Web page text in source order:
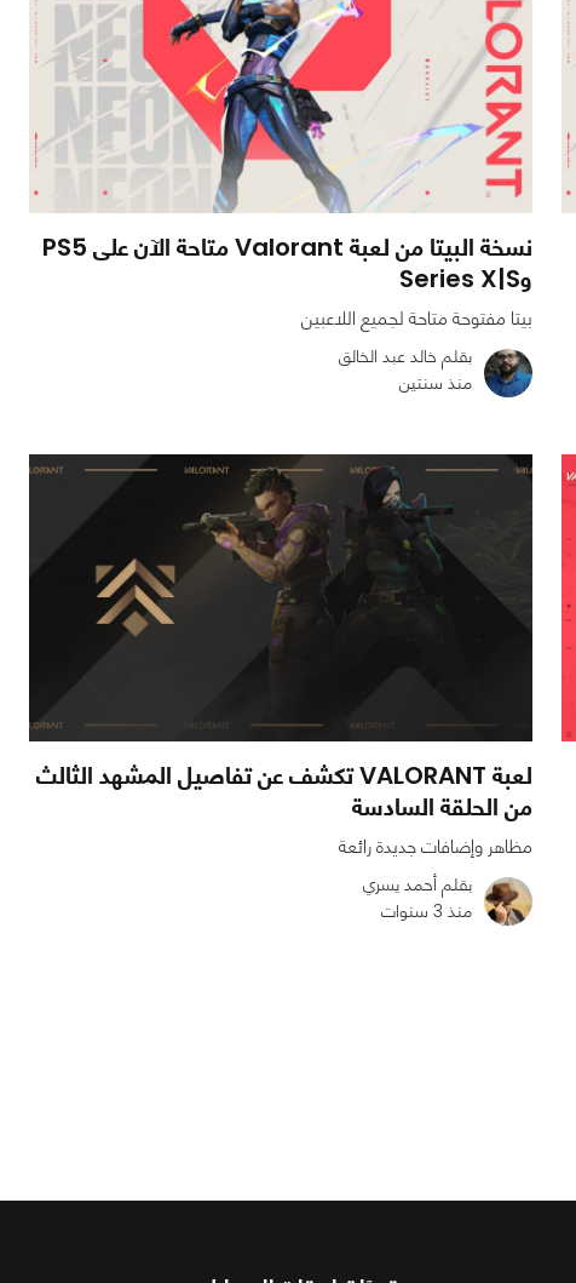
1595
1
0
نسخة البيتا من لعبة Valorant متاحة الآن على PS5
وSeries X|S
بيتا مفتوحة متاحة لجميع اللاعبين
بقلم خالد عبد الخالق
منذ سنتين
لعبة VALORANT تكشف عن تفاصيل المشهد الثالث
من الحلقة السادسة
مظاهر وإضافات جديدة رائعة
بقلم أحمد يسري
منذ 3 سنوات